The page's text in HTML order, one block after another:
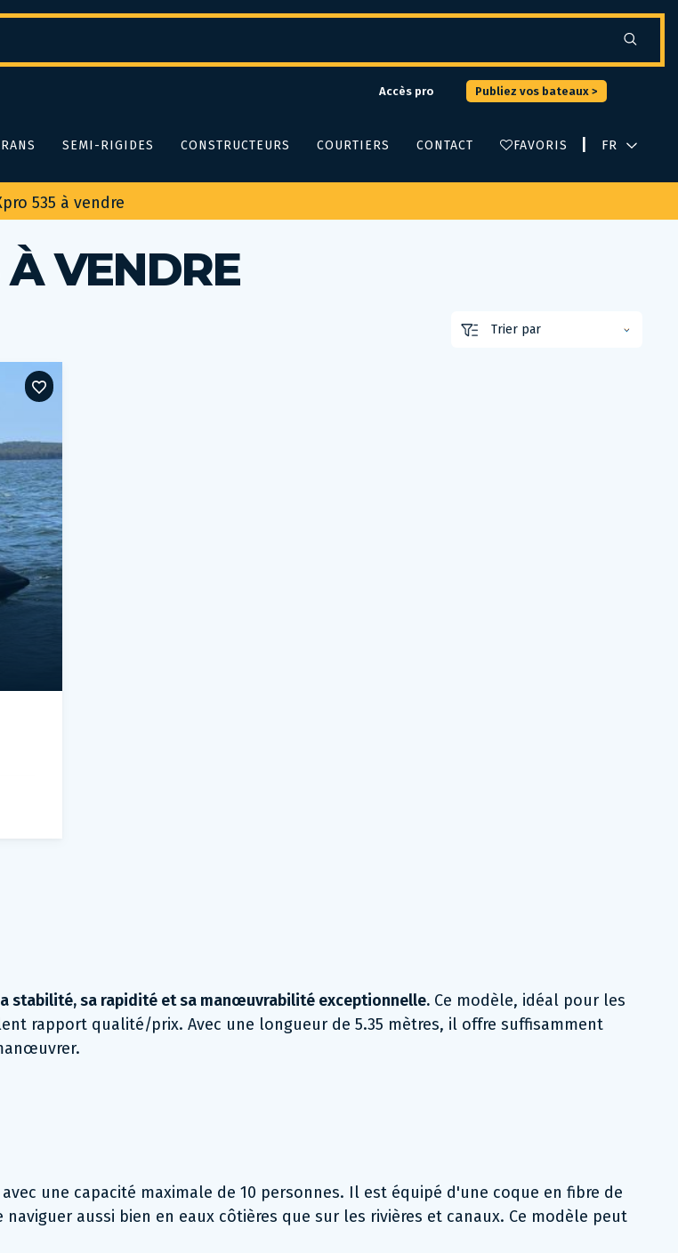
Accès pro Publiez vos bateaux >
SEMI-RIGIDES CONSTRUCTEURS COURTIERS CONTACT FAVORIS
535 à vendre
VENDRE
stabilité, sa rapidité et sa manœuvrabilité exceptionnelle. Ce modèle, idéal pour les
rapport qualité/prix. Avec une longueur de 5.35 mètres, il offre suffisamment
une capacité maximale de 10 personnes. Il est équipé d'une coque en fibre de
aussi bien en eaux côtières que sur les rivières et canaux. Ce modèle peut